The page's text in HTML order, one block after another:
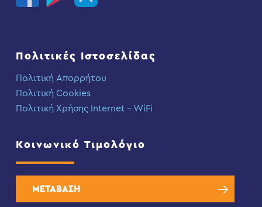
Πολιτικές Ιστοσελίδας
Πολιτική Απορρήτου
Πολιτική Cookies
Πολιτική Χρήσης Internet – WiFi
Κοινωνικό Τιμολόγιο
ΜΕΤΑΒΑΣΗ